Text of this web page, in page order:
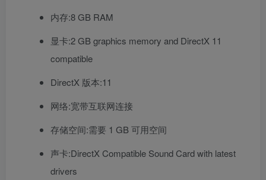
内存:8 GB RAM
显卡:2 GB graphics memory and DirectX 11
compatible
DirectX 版本:11
网络:宽带互联网连接
存储空间:需要 1 GB 可用空间
声卡:DirectX Compatible Sound Card with latest
drivers